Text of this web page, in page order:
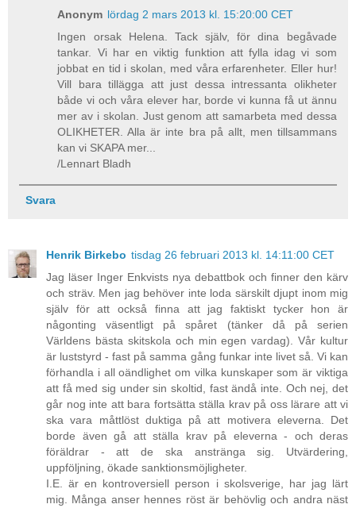
Anonym lördag 2 mars 2013 kl. 15:20:00 CET
Ingen orsak Helena. Tack själv, för dina begåvade
tankar. Vi har en viktig funktion att fylla idag vi som
jobbat en tid i skolan, med våra erfarenheter. Eller hur!
Vill bara tillägga att just dessa intressanta olikheter
både vi och våra elever har, borde vi kunna få ut ännu
mer av i skolan. Just genom att samarbeta med dessa
OLIKHETER. Alla är inte bra på allt, men tillsammans
kan vi SKAPA mer...
/Lennart Bladh
Svara
Henrik Birkebo tisdag 26 februari 2013 kl. 14:11:00 CET
Jag läser Inger Enkvists nya debattbok och finner den kärv
och sträv. Men jag behöver inte loda särskilt djupt inom mig
själv för att också finna att jag faktiskt tycker hon är
någonting väsentligt på spåret (tänker då på serien
Världens bästa skitskola och min egen vardag). Vår kultur
är luststyrd - fast på samma gång funkar inte livet så. Vi kan
förhandla i all oändlighet om vilka kunskaper som är viktiga
att få med sig under sin skoltid, fast ändå inte. Och nej, det
går nog inte att bara fortsätta ställa krav på oss lärare att vi
ska vara måttlöst duktiga på att motivera eleverna. Det
borde även gå att ställa krav på eleverna - och deras
föräldrar - att de ska anstränga sig. Utvärdering,
uppföljning, ökade sanktionsmöjligheter.
I.E. är en kontroversiell person i skolsverige, har jag lärt
mig. Många anser hennes röst är behövlig och andra näst